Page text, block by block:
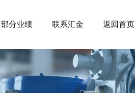
部分业绩 联系汇金 返回首页